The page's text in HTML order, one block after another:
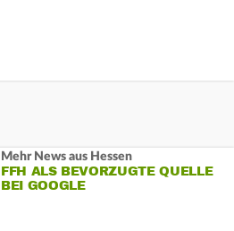
Mehr News aus Hessen
FFH ALS BEVORZUGTE QUELLE
BEI GOOGLE